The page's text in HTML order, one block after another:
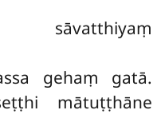
gehaṃ gatā.
mātuṭṭhāne